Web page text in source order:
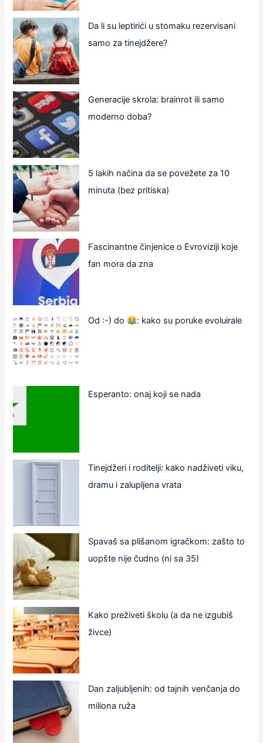
Da li su leptirići u stomaku rezervisani
samo za tinejdžere?
Generacije skrola: brainrot ili samo
moderno doba?
5 lakih načina da se povežete za 10
minuta (bez pritiska)
Fascinantne činjenice o Evroviziji koje
fan mora da zna
Od :-) do : kako su poruke evoluirale
Esperanto: onaj koji se nada
Tinejdžeri i roditelji: kako nadživeti viku,
dramu i zalupljena vrata
Spavaš sa plišanom igračkom: zašto to
uopšte nije čudno (ni sa 35)
Kako preživeti školu (a da ne izgubiš
živce)
Dan zaljubljenih: od tajnih venčanja do
miliona ruža